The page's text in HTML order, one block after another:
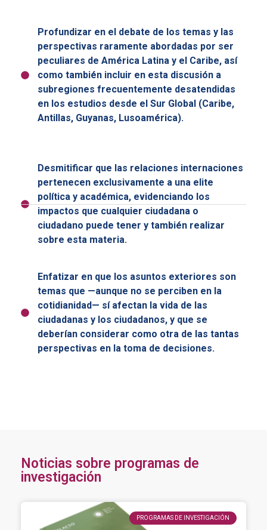
Profundizar en el debate de los temas y las
perspectivas raramente abordadas por ser
peculiares de América Latina y el Caribe, así
como también incluir en esta discusión a
subregiones frecuentemente desatendidas
en los estudios desde el Sur Global (Caribe,
Antillas, Guyanas, Lusoamérica).
Desmitificar que las relaciones internaciones
pertenecen exclusivamente a una elite
política y académica, evidenciando los
impactos que cualquier ciudadana o
ciudadano puede tener y también realizar
sobre esta materia.
Enfatizar en que los asuntos exteriores son
temas que —aunque no se perciben en la
cotidianidad— sí afectan la vida de las
ciudadanas y los ciudadanos, y que se
deberían considerar como otra de las tantas
perspectivas en la toma de decisiones.
Noticias sobre programas de
investigación
PROGRAMAS DE INVESTIGACIÓN